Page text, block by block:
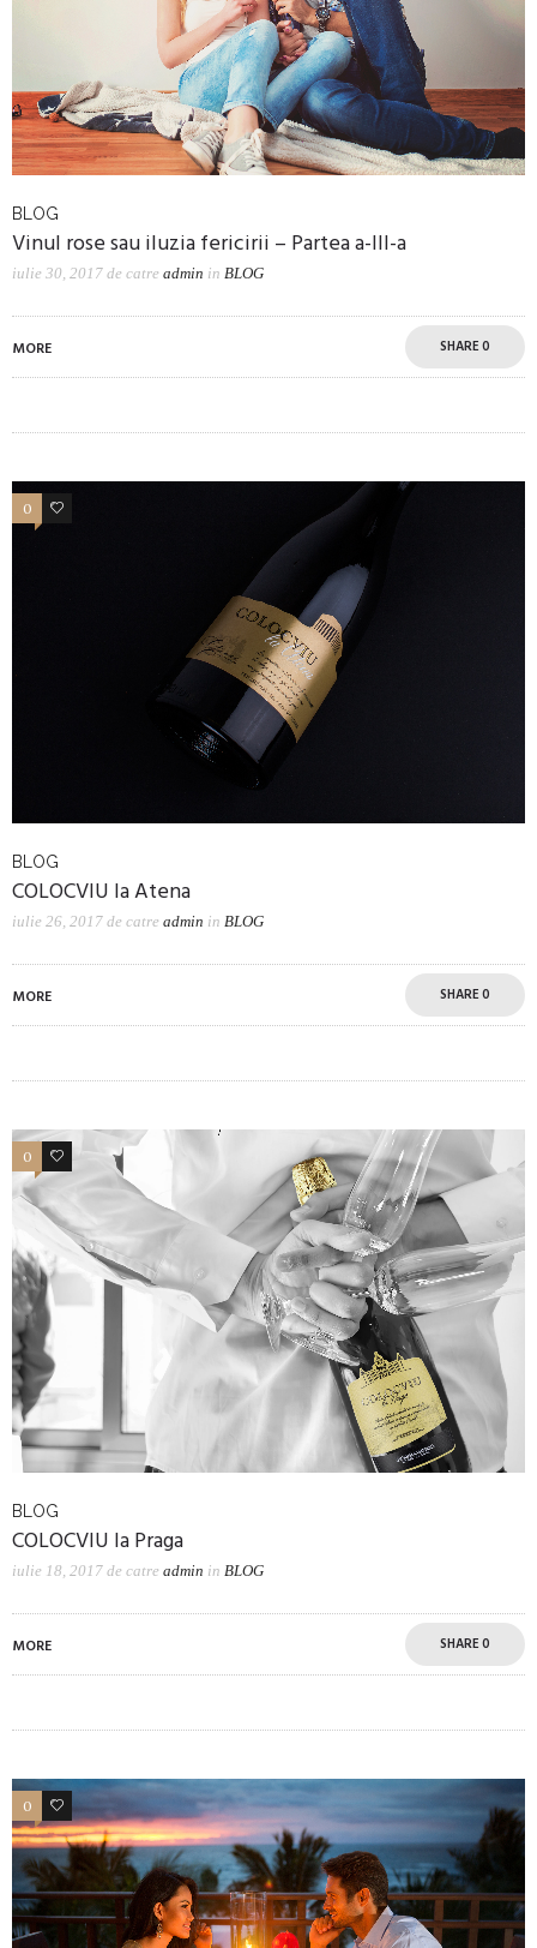
BLOG
Vinul rose sau iluzia fericirii – Partea a-III-a
iulie 30, 2017 de catre admin in BLOG
MORE SHARE0
0 4
BLOG
COLOCVIU la Atena
iulie 26, 2017 de catre admin in BLOG
MORE SHARE0
0 7
BLOG
COLOCVIU la Praga
iulie 18, 2017 de catre admin in BLOG
MORE SHARE0
0 2